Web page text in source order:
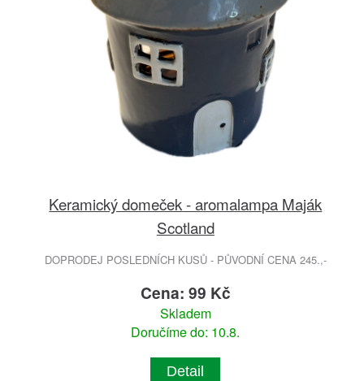
Keramický domeček - aromalampa Maják
Scotland
DOPRODEJ POSLEDNÍCH KUSŮ - PŮVODNÍ CENA 245.,-
Cena: 99 Kč
Skladem
Doručíme do: 10.8.
Detail